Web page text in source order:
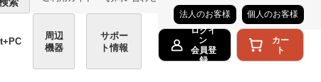
法人のお客様
個人のお客様
周辺
機器
サポー
ト情報
ログイ
ン
会員登
録
カー
ト